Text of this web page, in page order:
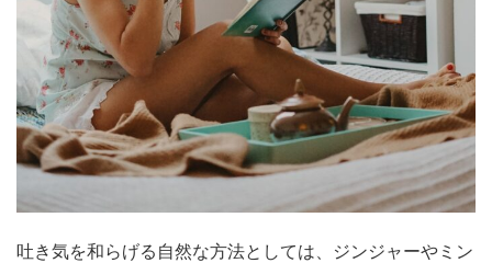
吐き気を和らげる自然な方法としては、ジンジャーやミン